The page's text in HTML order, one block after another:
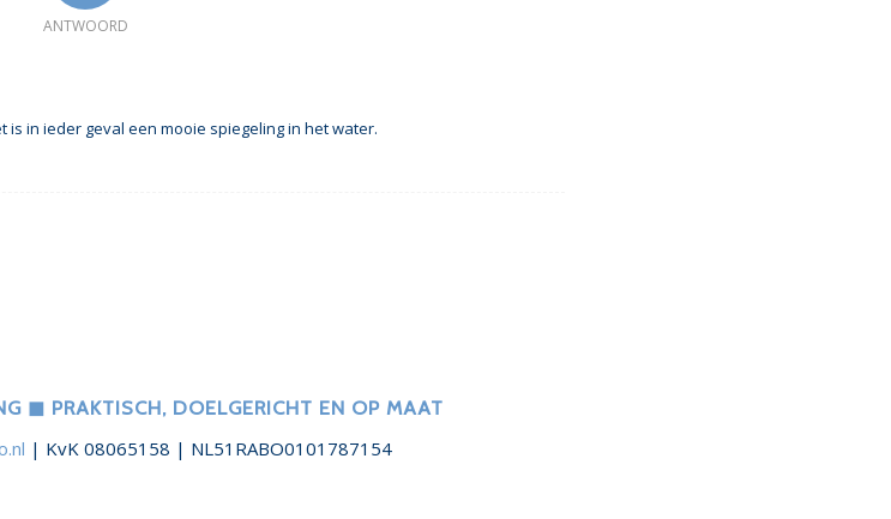
ANTWOORD
is in ieder geval een mooie spiegeling in het water.
◼︎ PRAKTISCH, DOELGERICHT EN OP MAAT
| KvK 08065158 | NL51RABO0101787154